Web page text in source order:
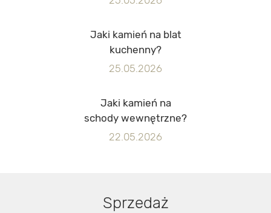
Jaki kamień na blat
kuchenny?
25.05.2026
Jaki kamień na
schody wewnętrzne?
22.05.2026
Dane kontaktowe PLSprzedaż